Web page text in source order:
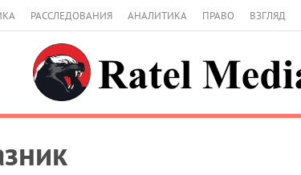
РАССЛЕДОВАНИЯ АНАЛИТИКА ПРАВО ВЗГЛЯД